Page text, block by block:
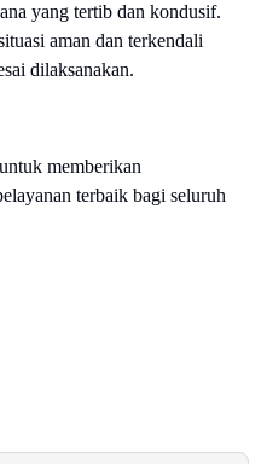
yang tertib dan kondusif.
aman dan terkendali
dilaksanakan.
memberikan
terbaik bagi seluruh